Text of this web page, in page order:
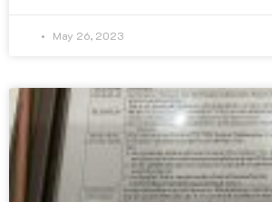
May 26, 2023